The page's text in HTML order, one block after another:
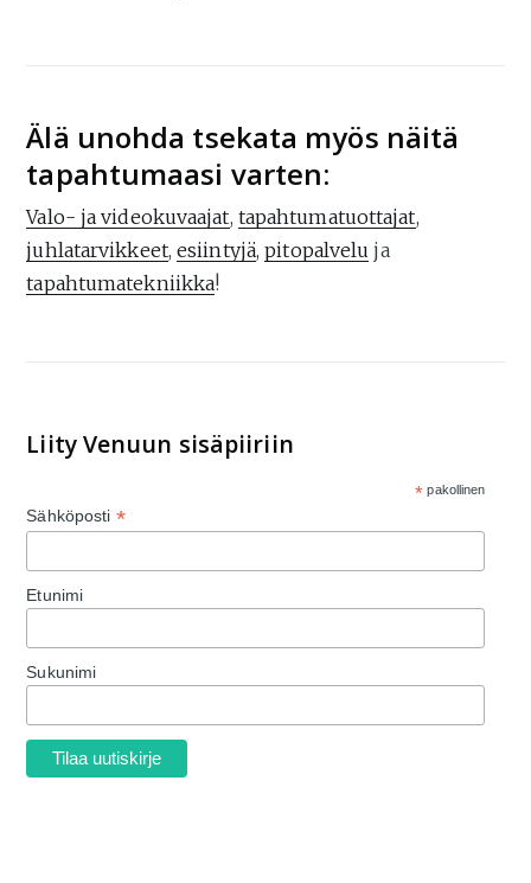
Älä unohda tsekata myös näitä
tapahtumaasi varten:
Valo- ja videokuvaajat, tapahtumatuottajat,
juhlatarvikkeet,esiintyjä,pitopalvelu ja
tapahtumatekniikka!
Liity Venuun sisäpiiriin
* pakollinen
Sähköposti *
Etunimi
Sukunimi